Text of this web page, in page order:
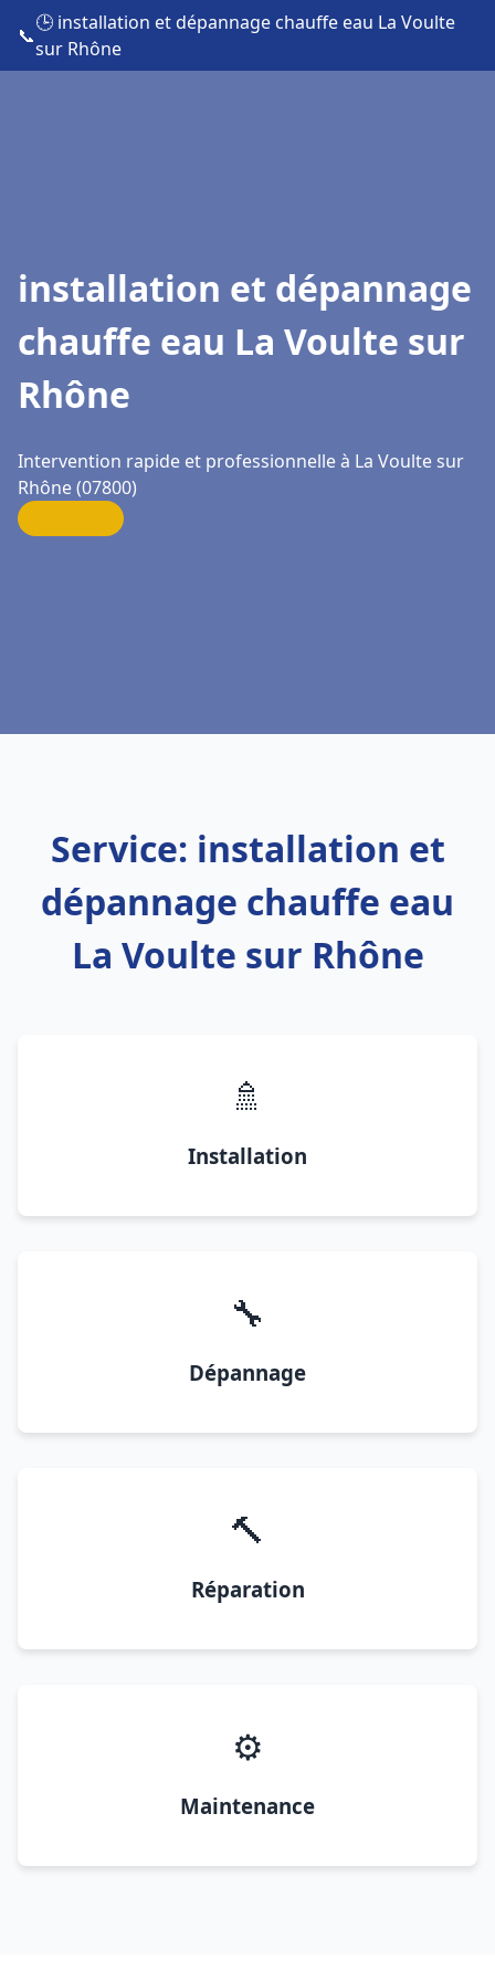
📞
🕒 installation et dépannage chauffe eau La Voulte
sur Rhône
installation et dépannage
chauffe eau La Voulte sur
Rhône
Intervention rapide et professionnelle à La Voulte sur
Rhône (07800)
Service: installation et
dépannage chauffe eau
La Voulte sur Rhône
🚿
Installation
🔧
Dépannage
🔨
Réparation
⚙️
Maintenance